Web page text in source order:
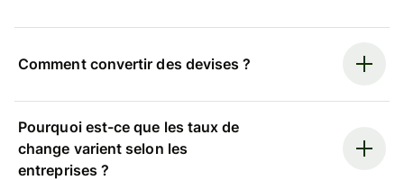
Comment convertir des devises ?
Pourquoi est-ce que les taux de
change varient selon les
entreprises ?